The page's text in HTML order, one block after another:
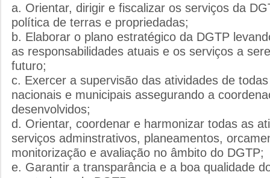
a. Orientar, dirigir e fiscalizar os serviços da
política de terras e propriedadas;
b. Elaborar o plano estratégico da DGTP
as responsabilidades atuais e os serviços a
futuro;
c. Exercer a supervisão das atividades de
nacionais e municipais assegurando a
desenvolvidos;
d. Orientar, coordenar e harmonizar todas as
serviços adminstrativos, planeamentos,
monitorização e avaliação no âmbito do DGTP;
e. Garantir a transparância e a boa qualidade